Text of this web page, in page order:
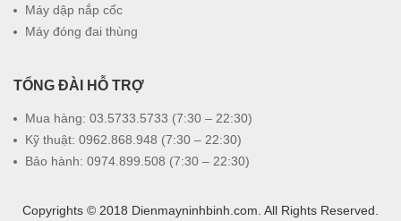
Máy dập nắp cốc
Máy đóng đai thùng
TỔNG ĐÀI HỖ TRỢ
Mua hàng: 03.5733.5733 (7:30 – 22:30)
Kỹ thuật: 0962.868.948 (7:30 – 22:30)
Bảo hành: 0974.899.508 (7:30 – 22:30)
Copyrights © 2018 Dienmayninhbinh.com. All Rights Reserved.